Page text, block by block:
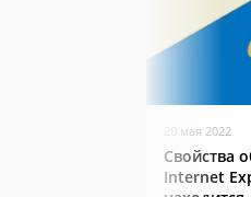
20 мая 2022
Свойства
Internet